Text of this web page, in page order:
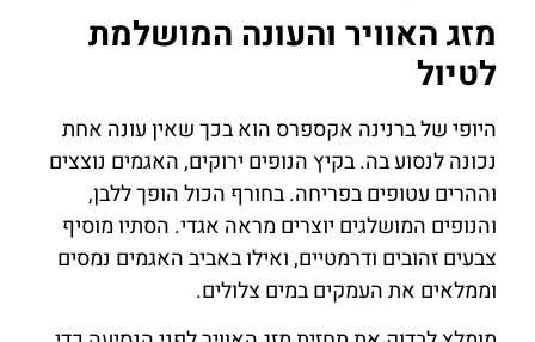
מזג האוויר והעונה המושלמת
לטיול
היופי של ברנינה אקספרס הוא בכך שאין עונה אחת
נכונה לנסוע בה. בקיץ הנופים ירוקים, האגמים נוצצים
וההרים עטופים בפריחה. בחורף הכול הופך ללבן,
והנופים המושלגים יוצרים מראה אגדי. הסתיו מוסיף
צבעים זהובים ודרמטיים, ואילו באביב האגמים נמסים
וממלאים את העמקים במים צלולים.